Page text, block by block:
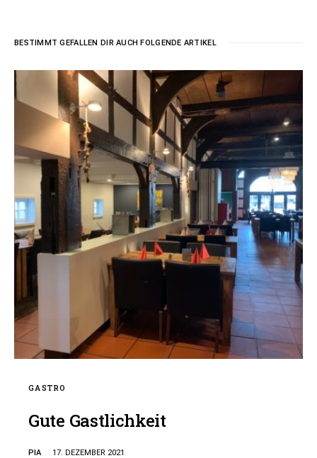
BESTIMMT GEFALLEN DIR AUCH FOLGENDE ARTIKEL
GASTRO
Gute Gastlichkeit
PIA 17. DEZEMBER 2021